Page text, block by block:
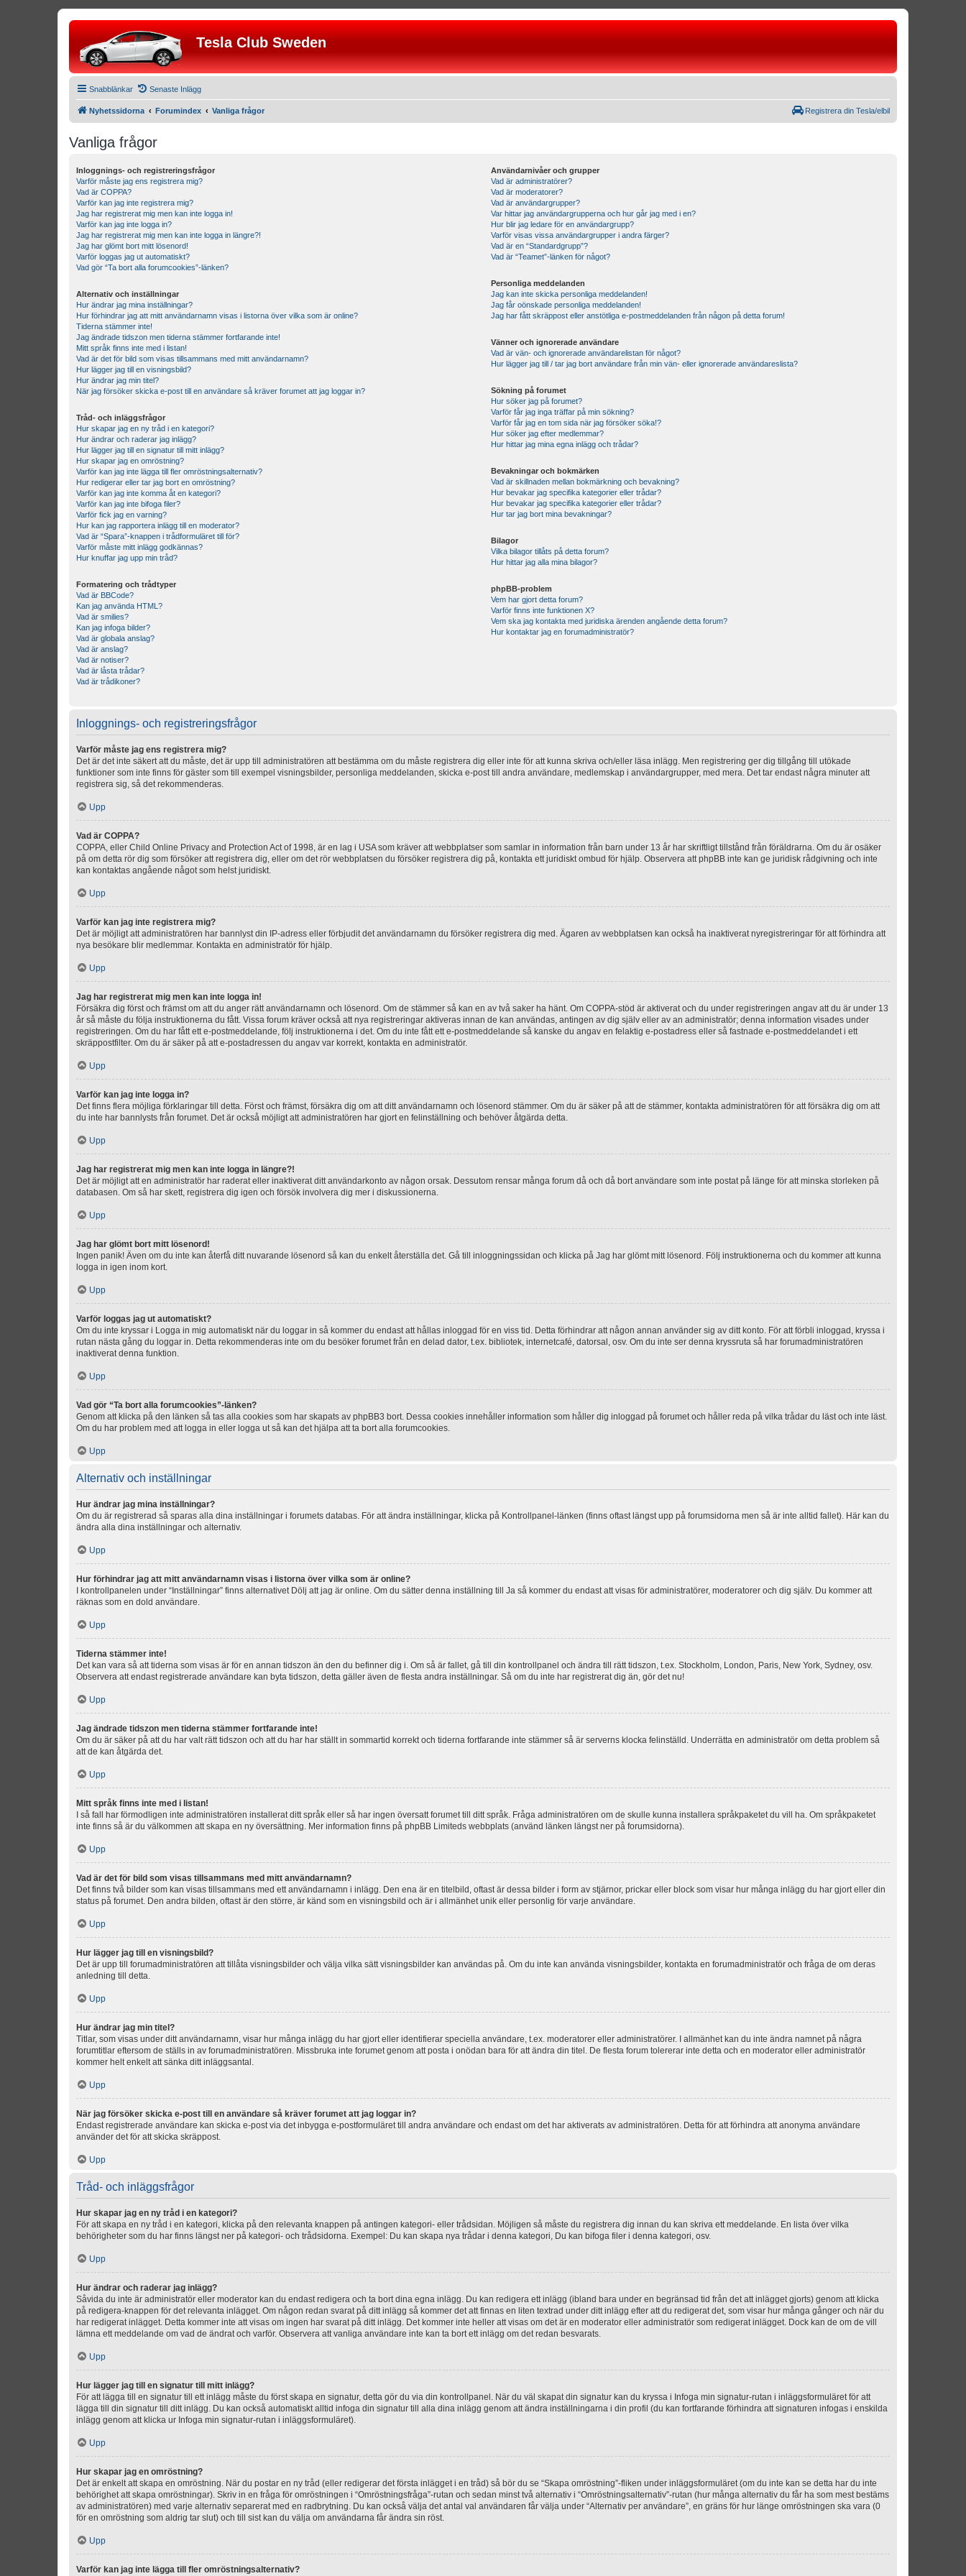
Tesla Club Sweden
Snabblänkar Senaste Inlägg
Nyhetssidorna Forumindex Vanliga frågor Registrera din Tesla/elbil
Vanliga frågor
Inloggnings- och registreringsfrågor
Varför måste jag ens registrera mig?
Vad är COPPA?
Varför kan jag inte registrera mig?
Jag har registrerat mig men kan inte logga in!
Varför kan jag inte logga in?
Jag har registrerat mig men kan inte logga in längre?!
Jag har glömt bort mitt lösenord!
Varför loggas jag ut automatiskt?
Vad gör “Ta bort alla forumcookies”-länken?
Alternativ och inställningar
Hur ändrar jag mina inställningar?
Hur förhindrar jag att mitt användarnamn visas i listorna över vilka som är online?
Tiderna stämmer inte!
Jag ändrade tidszon men tiderna stämmer fortfarande inte!
Mitt språk finns inte med i listan!
Vad är det för bild som visas tillsammans med mitt användarnamn?
Hur lägger jag till en visningsbild?
Hur ändrar jag min titel?
När jag försöker skicka e-post till en användare så kräver forumet att jag loggar in?
Tråd- och inläggsfrågor
Hur skapar jag en ny tråd i en kategori?
Hur ändrar och raderar jag inlägg?
Hur lägger jag till en signatur till mitt inlägg?
Hur skapar jag en omröstning?
Varför kan jag inte lägga till fler omröstningsalternativ?
Hur redigerar eller tar jag bort en omröstning?
Varför kan jag inte komma åt en kategori?
Varför kan jag inte bifoga filer?
Varför fick jag en varning?
Hur kan jag rapportera inlägg till en moderator?
Vad är “Spara”-knappen i trådformuläret till för?
Varför måste mitt inlägg godkännas?
Hur knuffar jag upp min tråd?
Formatering och trådtyper
Vad är BBCode?
Kan jag använda HTML?
Vad är smilies?
Kan jag infoga bilder?
Vad är globala anslag?
Vad är anslag?
Vad är notiser?
Vad är låsta trådar?
Vad är trådikoner?
Användarnivåer och grupper
Vad är administratörer?
Vad är moderatorer?
Vad är användargrupper?
Var hittar jag användargrupperna och hur går jag med i en?
Hur blir jag ledare för en användargrupp?
Varför visas vissa användargrupper i andra färger?
Vad är en “Standardgrupp”?
Vad är “Teamet”-länken för något?
Personliga meddelanden
Jag kan inte skicka personliga meddelanden!
Jag får oönskade personliga meddelanden!
Jag har fått skräppost eller anstötliga e-postmeddelanden från någon på detta forum!
Vänner och ignorerade användare
Vad är vän- och ignorerade användarelistan för något?
Hur lägger jag till / tar jag bort användare från min vän- eller ignorerade användareslista?
Sökning på forumet
Hur söker jag på forumet?
Varför får jag inga träffar på min sökning?
Varför får jag en tom sida när jag försöker söka!?
Hur söker jag efter medlemmar?
Hur hittar jag mina egna inlägg och trådar?
Bevakningar och bokmärken
Vad är skillnaden mellan bokmärkning och bevakning?
Hur bevakar jag specifika kategorier eller trådar?
Hur bevakar jag specifika kategorier eller trådar?
Hur tar jag bort mina bevakningar?
Bilagor
Vilka bilagor tillåts på detta forum?
Hur hittar jag alla mina bilagor?
phpBB-problem
Vem har gjort detta forum?
Varför finns inte funktionen X?
Vem ska jag kontakta med juridiska ärenden angående detta forum?
Hur kontaktar jag en forumadministratör?
Inloggnings- och registreringsfrågor
Varför måste jag ens registrera mig?
Det är det inte säkert att du måste, det är upp till administratören att bestämma om du måste registrera dig eller inte för att kunna skriva och/eller läsa inlägg. Men registrering ger dig tillgång till utökade
funktioner som inte finns för gäster som till exempel visningsbilder, personliga meddelanden, skicka e-post till andra användare, medlemskap i användargrupper, med mera. Det tar endast några minuter att
registrera sig, så det rekommenderas.
Upp
Vad är COPPA?
COPPA, eller Child Online Privacy and Protection Act of 1998, är en lag i USA som kräver att webbplatser som samlar in information från barn under 13 år har skriftligt tillstånd från föräldrarna. Om du är osäker
på om detta rör dig som försöker att registrera dig, eller om det rör webbplatsen du försöker registrera dig på, kontakta ett juridiskt ombud för hjälp. Observera att phpBB inte kan ge juridisk rådgivning och inte
kan kontaktas angående något som helst juridiskt.
Upp
Varför kan jag inte registrera mig?
Det är möjligt att administratören har bannlyst din IP-adress eller förbjudit det användarnamn du försöker registrera dig med. Ägaren av webbplatsen kan också ha inaktiverat nyregistreringar för att förhindra att
nya besökare blir medlemmar. Kontakta en administratör för hjälp.
Upp
Jag har registrerat mig men kan inte logga in!
Försäkra dig först och främst om att du anger rätt användarnamn och lösenord. Om de stämmer så kan en av två saker ha hänt. Om COPPA-stöd är aktiverat och du under registreringen angav att du är under 13
år så måste du följa instruktionerna du fått. Vissa forum kräver också att nya registreringar aktiveras innan de kan användas, antingen av dig själv eller av an administratör; denna information visades under
registreringen. Om du har fått ett e-postmeddelande, följ instruktionerna i det. Om du inte fått ett e-postmeddelande så kanske du angav en felaktig e-postadress eller så fastnade e-postmeddelandet i ett
skräppostfilter. Om du är säker på att e-postadressen du angav var korrekt, kontakta en administratör.
Upp
Varför kan jag inte logga in?
Det finns flera möjliga förklaringar till detta. Först och främst, försäkra dig om att ditt användarnamn och lösenord stämmer. Om du är säker på att de stämmer, kontakta administratören för att försäkra dig om att
du inte har bannlysts från forumet. Det är också möjligt att administratören har gjort en felinställning och behöver åtgärda detta.
Upp
Jag har registrerat mig men kan inte logga in längre?!
Det är möjligt att en administratör har raderat eller inaktiverat ditt användarkonto av någon orsak. Dessutom rensar många forum då och då bort användare som inte postat på länge för att minska storleken på
databasen. Om så har skett, registrera dig igen och försök involvera dig mer i diskussionerna.
Upp
Jag har glömt bort mitt lösenord!
Ingen panik! Även om du inte kan återfå ditt nuvarande lösenord så kan du enkelt återställa det. Gå till inloggningssidan och klicka på Jag har glömt mitt lösenord. Följ instruktionerna och du kommer att kunna
logga in igen inom kort.
Upp
Varför loggas jag ut automatiskt?
Om du inte kryssar i Logga in mig automatiskt när du loggar in så kommer du endast att hållas inloggad för en viss tid. Detta förhindrar att någon annan använder sig av ditt konto. För att förbli inloggad, kryssa i
rutan nästa gång du loggar in. Detta rekommenderas inte om du besöker forumet från en delad dator, t.ex. bibliotek, internetcafé, datorsal, osv. Om du inte ser denna kryssruta så har forumadministratören
inaktiverat denna funktion.
Upp
Vad gör “Ta bort alla forumcookies”-länken?
Genom att klicka på den länken så tas alla cookies som har skapats av phpBB3 bort. Dessa cookies innehåller information som håller dig inloggad på forumet och håller reda på vilka trådar du läst och inte läst.
Om du har problem med att logga in eller logga ut så kan det hjälpa att ta bort alla forumcookies.
Upp
Alternativ och inställningar
Hur ändrar jag mina inställningar?
Om du är registrerad så sparas alla dina inställningar i forumets databas. För att ändra inställningar, klicka på Kontrollpanel-länken (finns oftast längst upp på forumsidorna men så är inte alltid fallet). Här kan du
ändra alla dina inställningar och alternativ.
Upp
Hur förhindrar jag att mitt användarnamn visas i listorna över vilka som är online?
I kontrollpanelen under “Inställningar” finns alternativet Dölj att jag är online. Om du sätter denna inställning till Ja så kommer du endast att visas för administratörer, moderatorer och dig själv. Du kommer att
räknas som en dold användare.
Upp
Tiderna stämmer inte!
Det kan vara så att tiderna som visas är för en annan tidszon än den du befinner dig i. Om så är fallet, gå till din kontrollpanel och ändra till rätt tidszon, t.ex. Stockholm, London, Paris, New York, Sydney, osv.
Observera att endast registrerade användare kan byta tidszon, detta gäller även de flesta andra inställningar. Så om du inte har registrerat dig än, gör det nu!
Upp
Jag ändrade tidszon men tiderna stämmer fortfarande inte!
Om du är säker på att du har valt rätt tidszon och att du har har ställt in sommartid korrekt och tiderna fortfarande inte stämmer så är serverns klocka felinställd. Underrätta en administratör om detta problem så
att de kan åtgärda det.
Upp
Mitt språk finns inte med i listan!
I så fall har förmodligen inte administratören installerat ditt språk eller så har ingen översatt forumet till ditt språk. Fråga administratören om de skulle kunna installera språkpaketet du vill ha. Om språkpaketet
inte finns så är du välkommen att skapa en ny översättning. Mer information finns på phpBB Limiteds webbplats (använd länken längst ner på forumsidorna).
Upp
Vad är det för bild som visas tillsammans med mitt användarnamn?
Det finns två bilder som kan visas tillsammans med ett användarnamn i inlägg. Den ena är en titelbild, oftast är dessa bilder i form av stjärnor, prickar eller block som visar hur många inlägg du har gjort eller din
status på forumet. Den andra bilden, oftast är den större, är känd som en visningsbild och är i allmänhet unik eller personlig för varje användare.
Upp
Hur lägger jag till en visningsbild?
Det är upp till forumadministratören att tillåta visningsbilder och välja vilka sätt visningsbilder kan användas på. Om du inte kan använda visningsbilder, kontakta en forumadministratör och fråga de om deras
anledning till detta.
Upp
Hur ändrar jag min titel?
Titlar, som visas under ditt användarnamn, visar hur många inlägg du har gjort eller identifierar speciella användare, t.ex. moderatorer eller administratörer. I allmänhet kan du inte ändra namnet på några
forumtitlar eftersom de ställs in av forumadministratören. Missbruka inte forumet genom att posta i onödan bara för att ändra din titel. De flesta forum tolererar inte detta och en moderator eller administratör
kommer helt enkelt att sänka ditt inläggsantal.
Upp
När jag försöker skicka e-post till en användare så kräver forumet att jag loggar in?
Endast registrerade användare kan skicka e-post via det inbygga e-postformuläret till andra användare och endast om det har aktiverats av administratören. Detta för att förhindra att anonyma användare
använder det för att skicka skräppost.
Upp
Tråd- och inläggsfrågor
Hur skapar jag en ny tråd i en kategori?
För att skapa en ny tråd i en kategori, klicka på den relevanta knappen på antingen kategori- eller trådsidan. Möjligen så måste du registrera dig innan du kan skriva ett meddelande. En lista över vilka
behörigheter som du har finns längst ner på kategori- och trådsidorna. Exempel: Du kan skapa nya trådar i denna kategori, Du kan bifoga filer i denna kategori, osv.
Upp
Hur ändrar och raderar jag inlägg?
Såvida du inte är administratör eller moderator kan du endast redigera och ta bort dina egna inlägg. Du kan redigera ett inlägg (ibland bara under en begränsad tid från det att inlägget gjorts) genom att klicka
på redigera-knappen för det relevanta inlägget. Om någon redan svarat på ditt inlägg så kommer det att finnas en liten textrad under ditt inlägg efter att du redigerat det, som visar hur många gånger och när du
har redigerat inlägget. Detta kommer inte att visas om ingen har svarat på ditt inlägg. Det kommer inte heller att visas om det är en moderator eller administratör som redigerat inlägget. Dock kan de om de vill
lämna ett meddelande om vad de ändrat och varför. Observera att vanliga användare inte kan ta bort ett inlägg om det redan besvarats.
Upp
Hur lägger jag till en signatur till mitt inlägg?
För att lägga till en signatur till ett inlägg måste du först skapa en signatur, detta gör du via din kontrollpanel. När du väl skapat din signatur kan du kryssa i Infoga min signatur-rutan i inläggsformuläret för att
lägga till din signatur till ditt inlägg. Du kan också automatiskt alltid infoga din signatur till alla dina inlägg genom att ändra inställningarna i din profil (du kan fortfarande förhindra att signaturen infogas i enskilda
inlägg genom att klicka ur Infoga min signatur-rutan i inläggsformuläret).
Upp
Hur skapar jag en omröstning?
Det är enkelt att skapa en omröstning. När du postar en ny tråd (eller redigerar det första inlägget i en tråd) så bör du se “Skapa omröstning”-fliken under inläggsformuläret (om du inte kan se detta har du inte
behörighet att skapa omröstningar). Skriv in en fråga för omröstningen i “Omröstningsfråga”-rutan och sedan minst två alternativ i “Omröstningsalternativ”-rutan (hur många alternativ du får ha som mest bestäms
av administratören) med varje alternativ separerat med en radbrytning. Du kan också välja det antal val användaren får välja under “Alternativ per användare”, en gräns för hur länge omröstningen ska vara (0
för en omröstning som aldrig tar slut) och till sist kan du välja om användarna får ändra sin röst.
Upp
Varför kan jag inte lägga till fler omröstningsalternativ?